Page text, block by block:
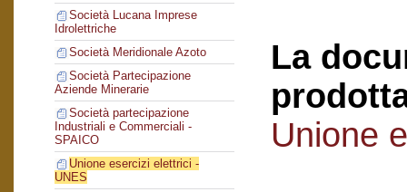
Società Lucana Imprese
Idrolettriche
Società Meridionale Azoto
Società Partecipazione
Aziende Minerarie
Società partecipazione
Industriali e Commerciali -
SPAICO
Unione esercizi elettrici -
UNES
La
Unione